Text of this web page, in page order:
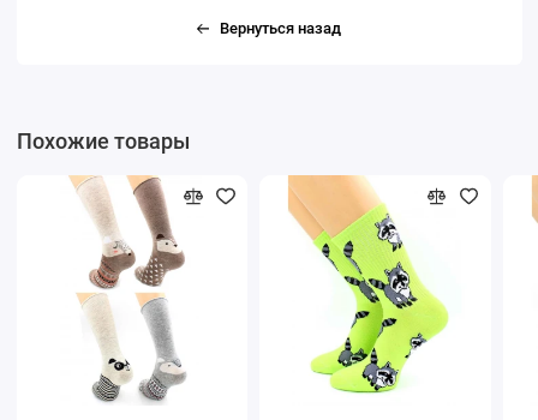
Вернуться назад
Похожие товары